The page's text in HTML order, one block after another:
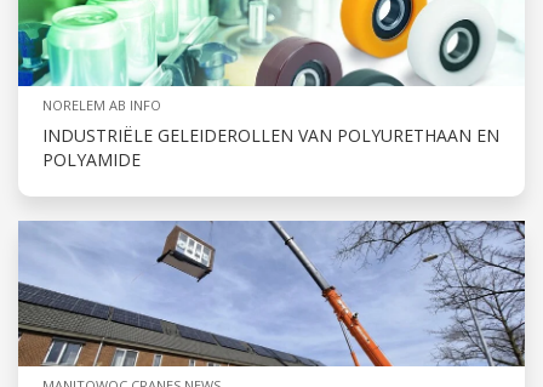
NORELEM AB INFO
INDUSTRIËLE GELEIDEROLLEN VAN POLYURETHAAN EN
POLYAMIDE